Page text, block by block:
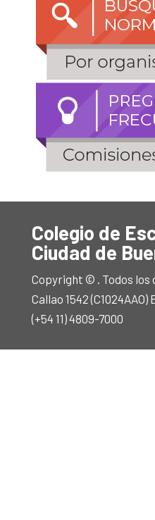
Colegio de
Ciudad de
Copyright © . Todos los
Callao 1542
(+54 11) 4809-7000